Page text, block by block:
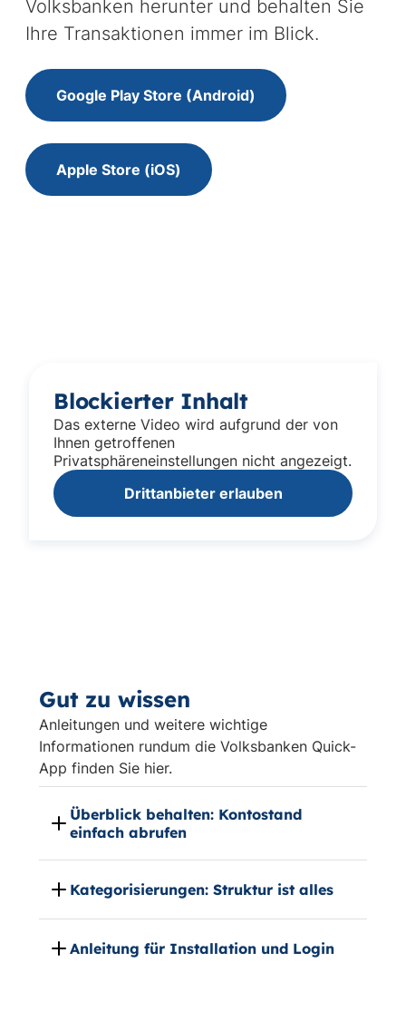
Volksbanken herunter und behalten Sie
Ihre Transaktionen immer im Blick.
Google Play Store (Android)
Apple Store (iOS)
Blockierter Inhalt
Das externe Video wird aufgrund der von
Ihnen getroffenen
Privatsphäreneinstellungen nicht angezeigt.
Drittanbieter erlauben
Gut zu wissen
Anleitungen und weitere wichtige
Informationen rundum die Volksbanken Quick-
App finden Sie hier.
Überblick behalten: Kontostand
einfach abrufen
Kategorisierungen: Struktur ist alles
Anleitung für Installation und Login